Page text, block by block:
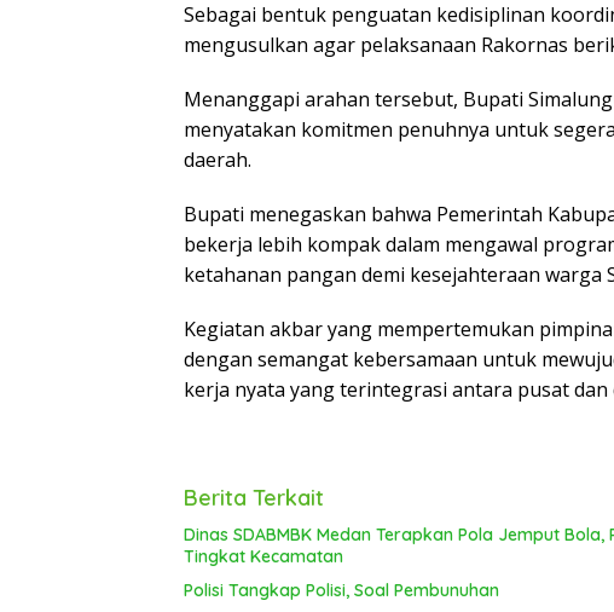
Sebagai bentuk penguatan kedisiplinan
mengusulkan agar pelaksanaan Rakornas
Menanggapi arahan tersebut, Bupati
menyatakan komitmen penuhnya untuk
daerah.
Bupati menegaskan bahwa Pemerintah
bekerja lebih kompak dalam mengawal
ketahanan pangan demi kesejahteraan warga
Kegiatan akbar yang mempertemukan
dengan semangat kebersamaan untuk
kerja nyata yang terintegrasi antara pusat
Berita Terkait
Dinas SDABMBK Medan Terapkan Pola Jemput
Tingkat Kecamatan
Polisi Tangkap Polisi, Soal Pembunuhan